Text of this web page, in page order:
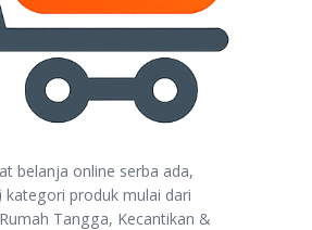
belanja online serba ada,
kategori produk mulai dari
Tangga, Kecantikan &